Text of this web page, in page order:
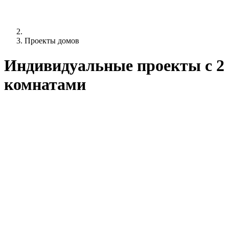
Проекты домов
Индивидуальные проекты c 2
комнатами